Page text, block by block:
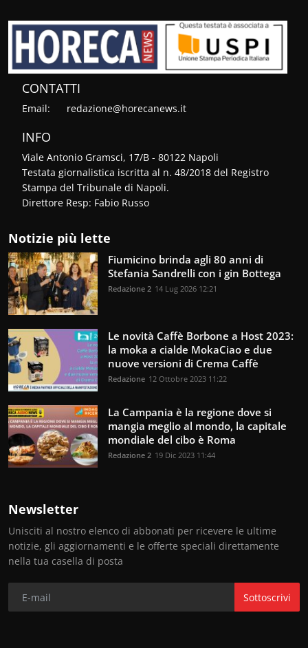
CONTATTI
Email: redazione@horecanews.it
INFO
Viale Antonio Gramsci, 17/B - 80122 Napoli
Testata giornalistica iscritta al n. 48/2018 del Registro
Stampa del Tribunale di Napoli.
Direttore Resp: Fabio Russo
Notizie più lette
Fiumicino brinda agli 80 anni di
Stefania Sandrelli con i gin Bottega
Redazione 2 14 Lug 2026 12:21
Le novità Caffè Borbone a Host 2023:
la moka a cialde MokaCiao e due
nuove versioni di Crema Caffè
Redazione 12 Ottobre 2023 11:22
La Campania è la regione dove si
mangia meglio al mondo, la capitale
mondiale del cibo è Roma
Redazione 2 19 Dic 2023 11:44
Newsletter
Unisciti al nostro elenco di abbonati per ricevere le ultime
notizie, gli aggiornamenti e le offerte speciali direttamente
nella tua casella di posta
Sottoscrivi